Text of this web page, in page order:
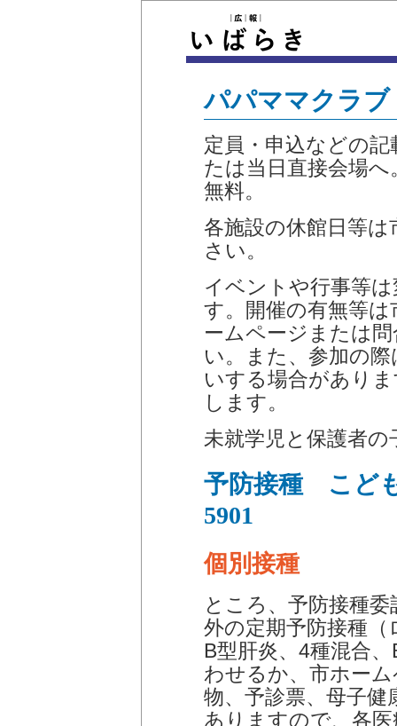
パパママクラブ
定員・申込などの
たは当日直接会場
無料。
各施設の休館日等
さい。
イベントや行事等
す。開催の有無等
ームページまたは
い。また、参加の
いする場合があり
します。
未就学児と保護者の
予防接種 こど
5901
個別接種
ところ、予防接種
外の定期予防接種
B型肝炎、4種混合
わせるか、市ホー
物、予診票、母子健
ありますので、各